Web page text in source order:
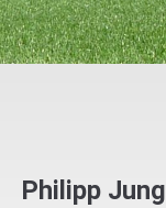
Philipp Jung